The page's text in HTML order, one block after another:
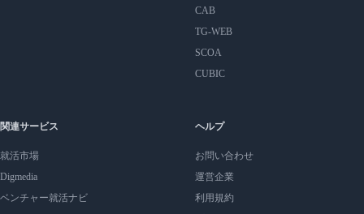
CAB
TG-WEB
SCOA
CUBIC
関連サービス
就活市場
Digmedia
ベンチャー就活ナビ
ヘルプ
お問い合わせ
運営企業
利用規約